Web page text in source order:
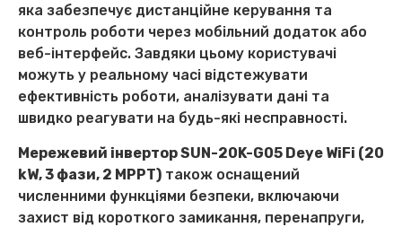
яка забезпечує дистанційне керування та
контроль роботи через мобільний додаток або
веб-інтерфейс. Завдяки цьому користувачі
можуть у реальному часі відстежувати
ефективність роботи, аналізувати дані та
швидко реагувати на будь-які несправності.
Мережевий інвертор SUN-20K-G05 Deye WiFi (20
kW, 3 фази, 2 MPPT) також оснащений
численними функціями безпеки, включаючи
захист від короткого замикання, перенапруги,